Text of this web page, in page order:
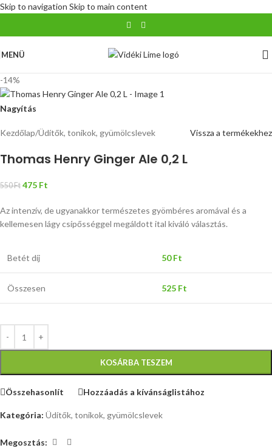
Skip to navigation Skip to main content
MENÜ
-14%
Nagyítás
Kezdőlap/Üdítők, tonikok, gyümölcslevek Vissza a termékekhez
Thomas Henry Ginger Ale 0,2 L
550Ft 475 Ft
Az intenzív, de ugyanakkor természetes gyömbéres aromával és a
kellemesen lágy csípősséggel megáldott ital kiváló választás.
Betét díj 50Ft
Összesen 525 Ft
KOSÁRBA TESZEM
Összehasonlít Hozzáadás a kívánságlistához
Kategória: Üdítők, tonikok, gyümölcslevek
Megosztás: